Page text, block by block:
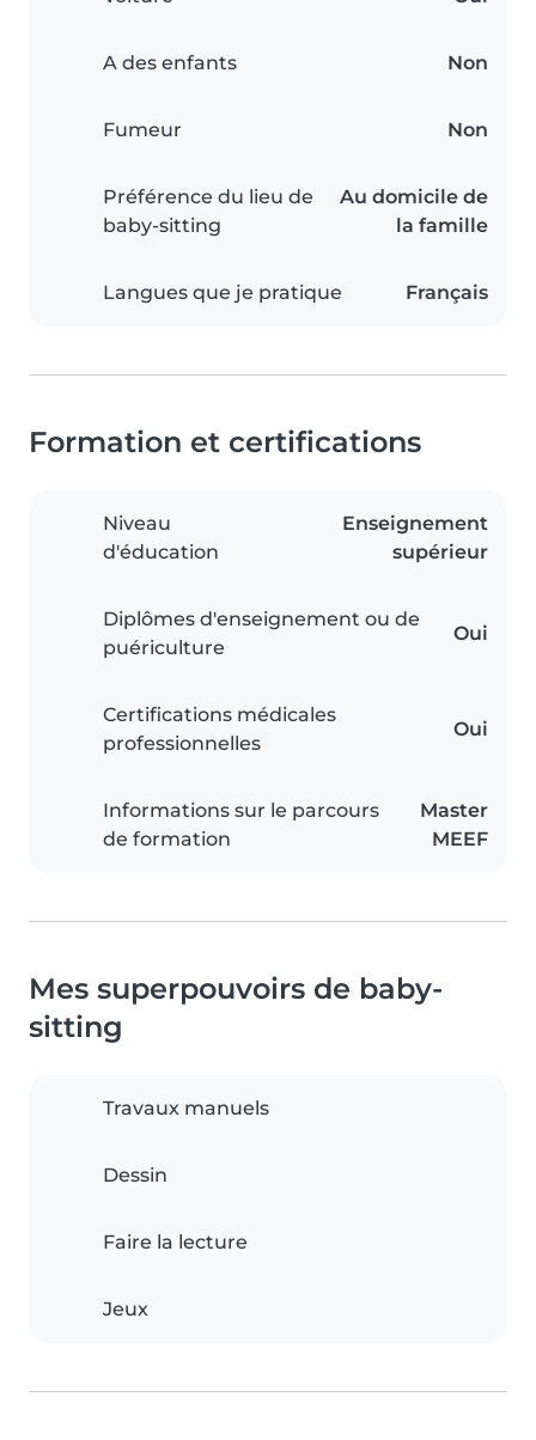
A des enfants Non
Fumeur Non
Préférence du lieu de
baby-sitting
Au domicile de
la famille
Langues que je pratique Français
Formation et certifications
Niveau
d'éducation
Enseignement
supérieur
Diplômes d'enseignement ou de
puériculture
Oui
Certifications médicales
professionnelles
Oui
Informations sur le parcours
de formation
Master
MEEF
Mes superpouvoirs de baby-
sitting
Travaux manuels
Dessin
Faire la lecture
Jeux